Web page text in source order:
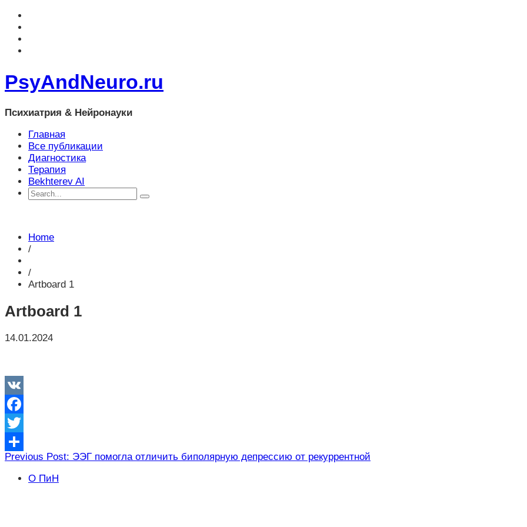
PsyAndNeuro.ru
Психиатрия & Нейронауки
Главная
Все публикации
Диагностика
Терапия
Bekhterev AI
Home
/
/
Artboard 1
Artboard 1
14.01.2024
VK
Facebook
Twitter
Отправить
Навигация
по
Previous Post: ЭЭГ помогла отличить биполярную депрессию от рекуррентной
О ПиН